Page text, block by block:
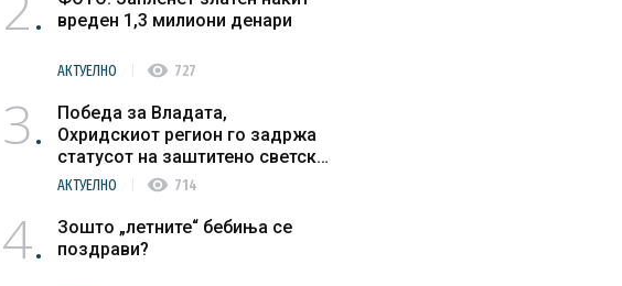
вреден 1,3 милиони денари
АКТУЕЛНО visibility 727
3
Победа за Владата,
Охридскиот регион го задржа
статусот на заштитено светско
културно наследство
АКТУЕЛНО visibility 714
4
Зошто „летните“ бебиња се
поздрави?